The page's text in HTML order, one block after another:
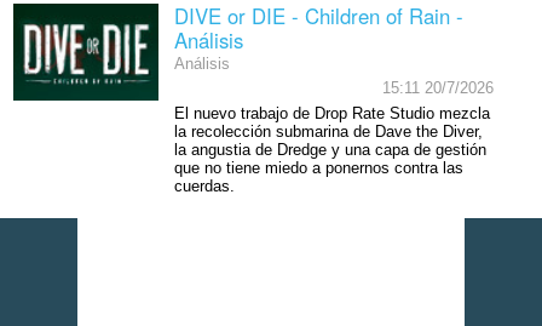
DIVE or DIE - Children of Rain -
Análisis
Análisis
15:11 20/7/2026
El nuevo trabajo de Drop Rate Studio mezcla
la recolección submarina de Dave the Diver,
la angustia de Dredge y una capa de gestión
que no tiene miedo a ponernos contra las
cuerdas.